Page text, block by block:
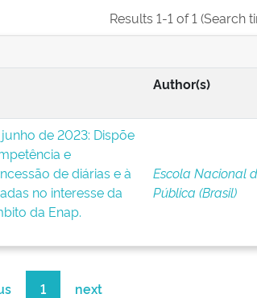
Results 1-1 of 1 (Search
Author(s)
de 2023: Dispõe
e
de diárias e à
no interesse da
da Enap.
Escola Nacional
Pública (Brasil)
1 next